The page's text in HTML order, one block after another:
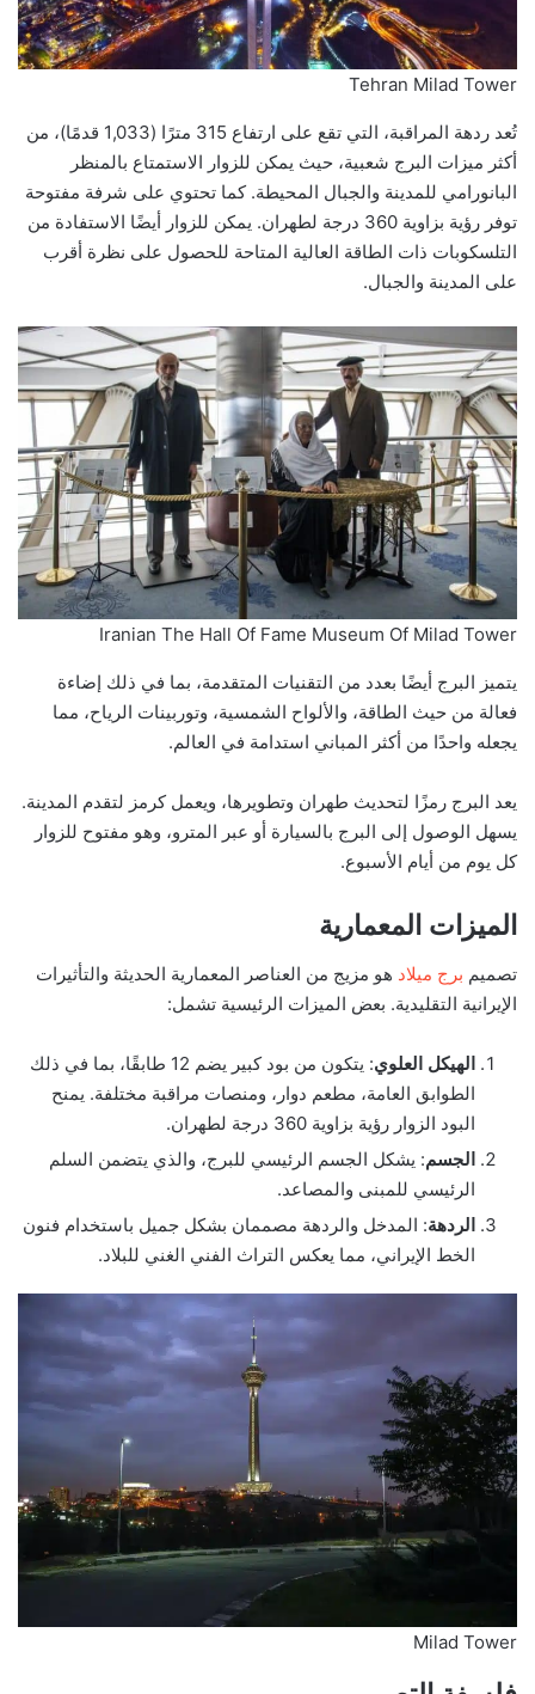
Tehran Milad Tower
تُعد ردهة المراقبة، التي تقع على ارتفاع 315 مترًا (1,033 قدمًا)، من
أكثر ميزات البرج شعبية، حيث يمكن للزوار الاستمتاع بالمنظر
البانورامي للمدينة والجبال المحيطة. كما تحتوي على شرفة مفتوحة
توفر رؤية بزاوية 360 درجة لطهران. يمكن للزوار أيضًا الاستفادة من
التلسكوبات ذات الطاقة العالية المتاحة للحصول على نظرة أقرب
على المدينة والجبال.
Iranian The Hall Of Fame Museum Of Milad Tower
يتميز البرج أيضًا بعدد من التقنيات المتقدمة، بما في ذلك إضاءة
فعالة من حيث الطاقة، والألواح الشمسية، وتوربينات الرياح، مما
يجعله واحدًا من أكثر المباني استدامة في العالم.
يعد البرج رمزًا لتحديث طهران وتطويرها، ويعمل كرمز لتقدم المدينة.
يسهل الوصول إلى البرج بالسيارة أو عبر المترو، وهو مفتوح للزوار
كل يوم من أيام الأسبوع.
الميزات المعمارية
تصميم برج ميلاد هو مزيج من العناصر المعمارية الحديثة والتأثيرات
الإيرانية التقليدية. بعض الميزات الرئيسية تشمل:
الهيكل العلوي
: يتكون من بود كبير يضم 12 طابقًا، بما في ذلك
الطوابق العامة، مطعم دوار، ومنصات مراقبة مختلفة. يمنح
البود الزوار رؤية بزاوية 360 درجة لطهران.
الجسم: يشكل الجسم الرئيسي للبرج، والذي يتضمن السلم
الرئيسي للمبنى والمصاعد.
الردهة: المدخل والردهة مصممان بشكل جميل باستخدام فنون
الخط الإيراني، مما يعكس التراث الفني الغني للبلاد.
Milad Tower